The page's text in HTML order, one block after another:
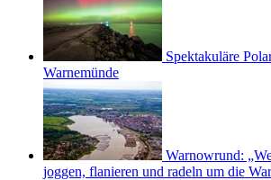
Spektakuläre
Warnemünde
Warnowrund:
joggen, flanieren und radeln um die